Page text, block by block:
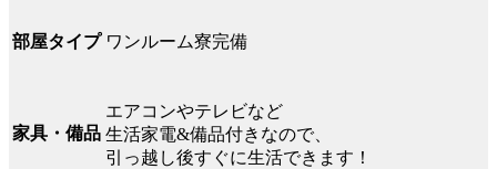
部屋タイプ ワンルーム寮完備
家具・備品
エアコンやテレビなど
生活家電&備品付きなので、
引っ越し後すぐに生活できます！